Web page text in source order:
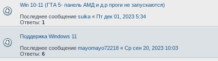
Win 10-11 (ГТА 5- панель АМД и д.р проги не запускаются)
Последнее сообщение suika « Пт дек 01, 2023 5:34
Ответы: 1
Поддержка Windows 11
Последнее сообщение mayomayo72218 « Ср сен 20, 2023 10:03
Ответы: 6